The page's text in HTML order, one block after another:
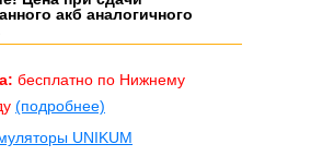
акб аналогичного
бесплатно по Нижнему
(подробнее)
UNIKUM